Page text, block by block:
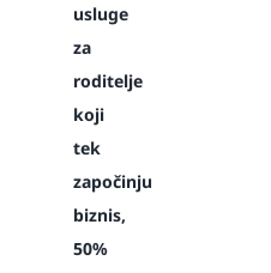
usluge
za
roditelje
koji
tek
započinju
biznis,
50%